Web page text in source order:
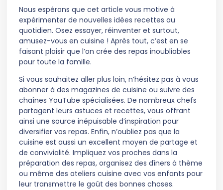
Nous espérons que cet article vous motive à
expérimenter de nouvelles idées recettes au
quotidien. Osez essayer, réinventer et surtout,
amusez-vous en cuisine ! Après tout, c’est en se
faisant plaisir que l’on crée des repas inoubliables
pour toute la famille.
Si vous souhaitez aller plus loin, n’hésitez pas à vous
abonner à des magazines de cuisine ou suivre des
chaînes YouTube spécialisées. De nombreux chefs
partagent leurs astuces et recettes, vous offrant
ainsi une source inépuisable d’inspiration pour
diversifier vos repas. Enfin, n’oubliez pas que la
cuisine est aussi un excellent moyen de partage et
de convivialité. Impliquez vos proches dans la
préparation des repas, organisez des dîners à thème
ou même des ateliers cuisine avec vos enfants pour
leur transmettre le goût des bonnes choses.